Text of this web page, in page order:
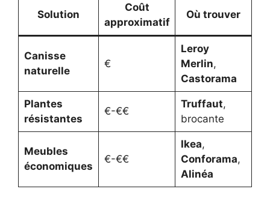
Solution
Coût
approximatif
Où trouver
Canisse
naturelle
€
Leroy
Merlin,
Castorama
Plantes
résistantes
€-€€
Truffaut,
brocante
Meubles
économiques
€-€€
Ikea,
Conforama,
Alinéa